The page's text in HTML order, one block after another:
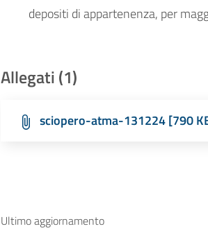
depositi di appartenenza, per
Allegati (1)
sciopero-atma-131224 [790
Ultimo aggiornamento